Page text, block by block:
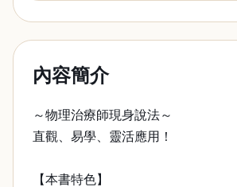
內容簡介
～物理治療師現身說法～
直觀、易學、靈活應用！
【本書特色】